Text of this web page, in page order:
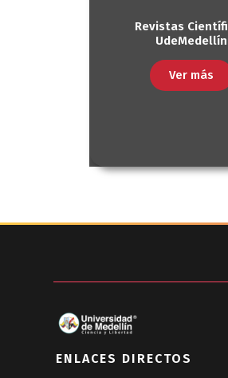
Revistas
UdeMedellín
Ver más
ENLACES DIRECTOS